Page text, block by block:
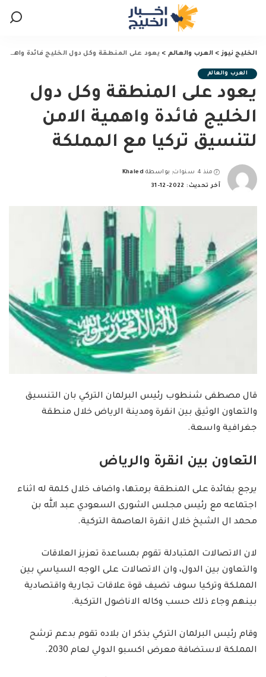
الخليج نيوز> العرب والعالم > يعود على المنطقة وكل دول الخليج فائدة واهمية الامن لتنسيق تركيا مع المملكة
العرب والعالم
يعود على المنطقة وكل دول
الخليج فائدة واهمية الامن
لتنسيق تركيا مع المملكة
منذ 4 سنوات
Posted
by
بواسطة Khaled
آخر تحديث: 2022-12-31
قال مصطفى شنطوب رئيس البرلمان التركي بان التنسيق
والتعاون الوثيق بين انقرة ومدينة الرياض خلال منطقة
جغرافية واسعة.
التعاون بين انقرة والرياض
يرجع بفائدة على المنطقة برمتها، واضاف خلال كلمة له اثناء
اجتماعه مع رئيس مجلس الشورى السعودي عبد الله بن
محمد ال الشيخ خلال انقرة العاصمة التركية.
لان الاتصالات المتبادلة تقوم بمساعدة تعزيز العلاقات
والتعاون بين الدول، وان الاتصالات على الوجه السياسي بين
المملكة وتركيا سوف تضيف قوة علاقات تجارية واقتصادية
بينهم وجاء ذلك حسب وكاله الاناضول التركية.
وقام رئيس البرلمان التركي بذكر ان بلاده تقوم بدعم ترشح
المملكة لاستضافة معرض اكسبو الدولي لعام 2030.